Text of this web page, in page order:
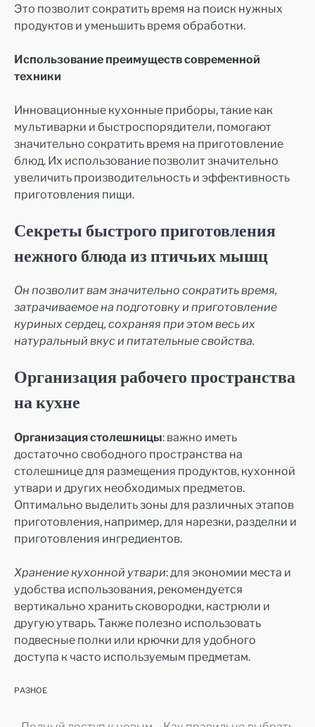
Это позволит сократить время на поиск нужных
продуктов и уменьшить время обработки.
Использование преимуществ современной
техники
Инновационные кухонные приборы, такие как
мультиварки и быстроспорядители, помогают
значительно сократить время на приготовление
блюд. Их использование позволит значительно
увеличить производительность и эффективность
приготовления пищи.
Секреты быстрого приготовления
нежного блюда из птичьих мышц
Он позволит вам значительно сократить время,
затрачиваемое на подготовку и приготовление
куриных сердец, сохраняя при этом весь их
натуральный вкус и питательные свойства.
Организация рабочего пространства
на кухне
Организация столешницы: важно иметь
достаточно свободного пространства на
столешнице для размещения продуктов, кухонной
утвари и других необходимых предметов.
Оптимально выделить зоны для различных этапов
приготовления, например, для нарезки, разделки и
приготовления ингредиентов.
Хранение кухонной утвари: для экономии места и
удобства использования, рекомендуется
вертикально хранить сковородки, кастрюли и
другую утварь. Также полезно использовать
подвесные полки или крючки для удобного
доступа к часто используемым предметам.
РАЗНОЕ